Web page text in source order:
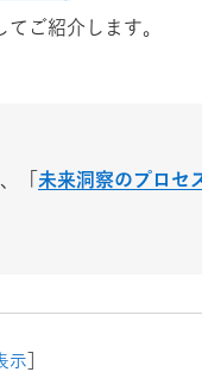
ご紹介します。
「 未来洞察のプロセ
示